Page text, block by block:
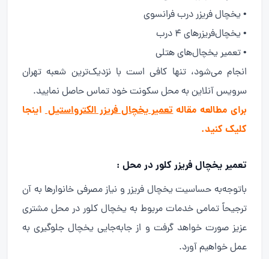
• یخچال فریزر درب فرانسوی
• یخچال‌فریزرهای 4 درب
• تعمیر یخچال‌های هتلی
انجام می‌شود، تنها کافی است با نزدیک‌ترین شعبه تهران
سرویس آنلاین به محل سکونت خود تماس حاصل نمایید.
برای مطالعه مقالهتعمیر یخچال فریزر الکترواستیلاینجا
کلیک کنید.
تعمیر یخچال فریزر کلور در محل :
باتوجه‌به حساسیت یخچال فریزر و نیاز مصرفی خانوارها به آن
ترجیحاً تمامی خدمات مربوط به یخچال کلور در محل مشتری
عزیز صورت خواهد گرفت و از جابه‌جایی یخچال جلوگیری به
عمل خواهیم آورد.